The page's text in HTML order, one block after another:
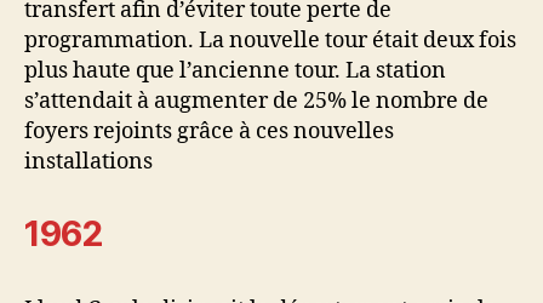
transfert afin d’éviter toute perte de
programmation. La nouvelle tour était deux fois
plus haute que l’ancienne tour. La station
s’attendait à augmenter de 25% le nombre de
foyers rejoints grâce à ces nouvelles
installations
1962